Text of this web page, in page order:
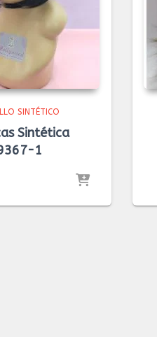
SINTÉTICO
Sintética
1